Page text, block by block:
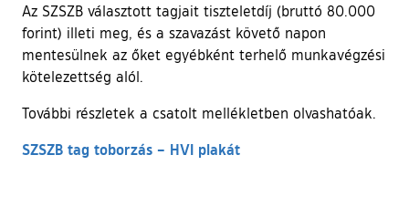
Az SZSZB választott tagjait tiszteletdíj (bruttó 80.000
forint) illeti meg, és a szavazást követő napon
mentesülnek az őket egyébként terhelő munkavégzési
kötelezettség alól.
További részletek a csatolt mellékletben olvashatóak.
SZSZB tag toborzás – HVI plakát